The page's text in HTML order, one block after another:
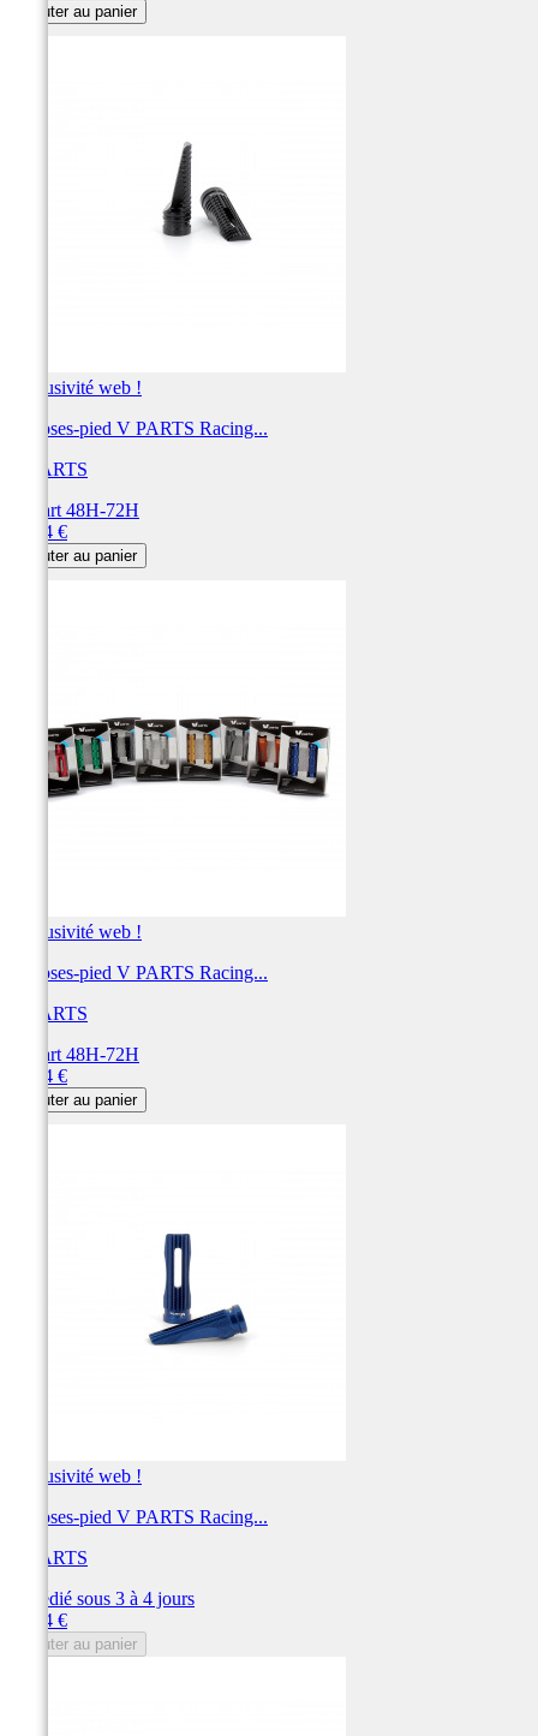
Ajouter au panier
Exclusivité web !
Reposes-pied V PARTS Racing...
V PARTS
Départ 48H-72H
39,94 €
Ajouter au panier
Exclusivité web !
Reposes-pied V PARTS Racing...
V PARTS
Départ 48H-72H
39,94 €
Ajouter au panier
Exclusivité web !
Reposes-pied V PARTS Racing...
V PARTS
Expédié sous 3 à 4 jours
39,94 €
Ajouter au panier